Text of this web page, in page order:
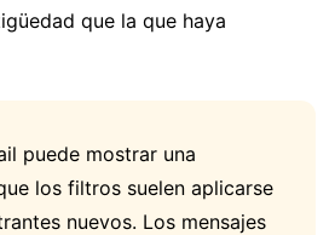
que la que haya
puede mostrar una
los filtros suelen aplicarse
nuevos. Los mensajes